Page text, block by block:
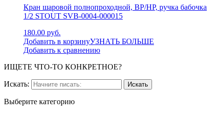
Кран шаровой полнопроходной, ВР/НР, ручка бабочка
1/2 STOUT SVB-0004-000015
180.00 руб.
Добавить в корзинуУЗНАТЬ БОЛЬШЕ
Добавить к сравнению
ИЩЕТЕ ЧТО-ТО КОНКРЕТНОЕ?
Искать:
Выберите категорию